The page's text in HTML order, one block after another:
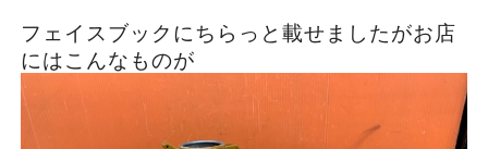
フェイスブックにちらっと載せましたがお店
にはこんなものが